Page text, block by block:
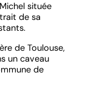
située
de sa
de Toulouse,
un caveau
de